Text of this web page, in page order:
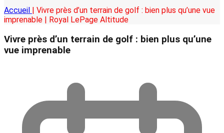
Accueil | Vivre près d’un terrain de golf : bien plus qu’une vue
imprenable | Royal LePage Altitude
Vivre près d’un terrain de golf : bien plus qu’une
vue imprenable